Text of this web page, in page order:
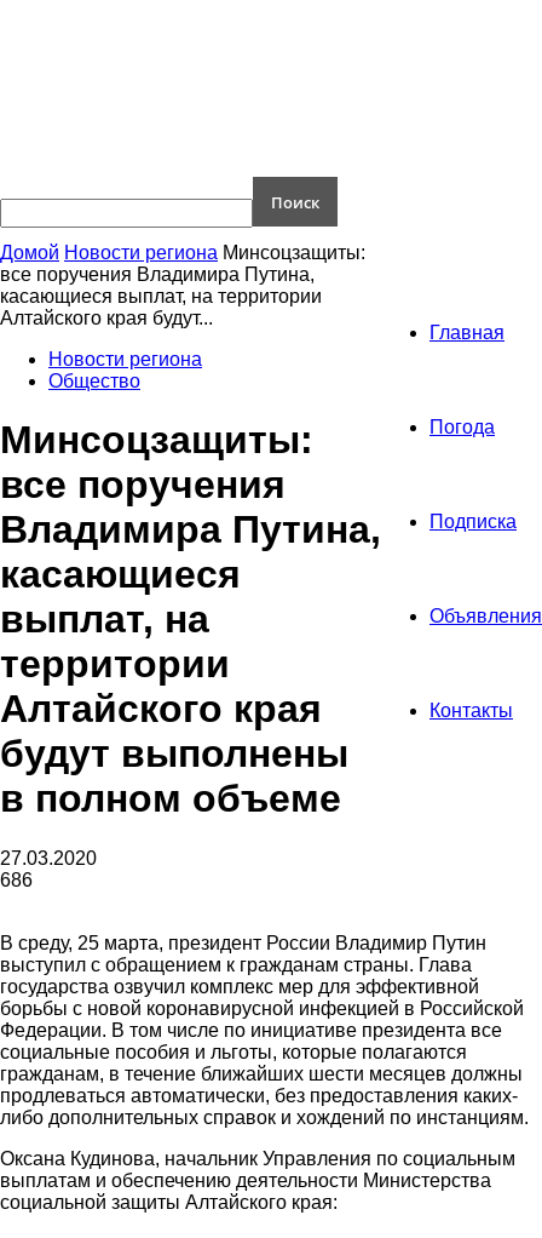
Главная
Погода
Подписка
Объявления
Контакты
Домой Новости региона Минсоцзащиты:
все поручения Владимира Путина,
касающиеся выплат, на территории
Алтайского края будут...
Новости региона
Общество
Минсоцзащиты:
все поручения
Владимира Путина,
касающиеся
выплат, на
территории
Алтайского края
будут выполнены
в полном объеме
27.03.2020
686
В среду, 25 марта, президент России Владимир Путин
выступил с обращением к гражданам страны. Глава
государства озвучил комплекс мер для эффективной
борьбы с новой коронавирусной инфекцией в Российской
Федерации. В том числе по инициативе президента все
социальные пособия и льготы, которые полагаются
гражданам, в течение ближайших шести месяцев должны
продлеваться автоматически, без предоставления каких-
либо дополнительных справок и хождений по инстанциям.
Оксана Кудинова, начальник Управления по социальным
выплатам и обеспечению деятельности Министерства
социальной защиты Алтайского края: